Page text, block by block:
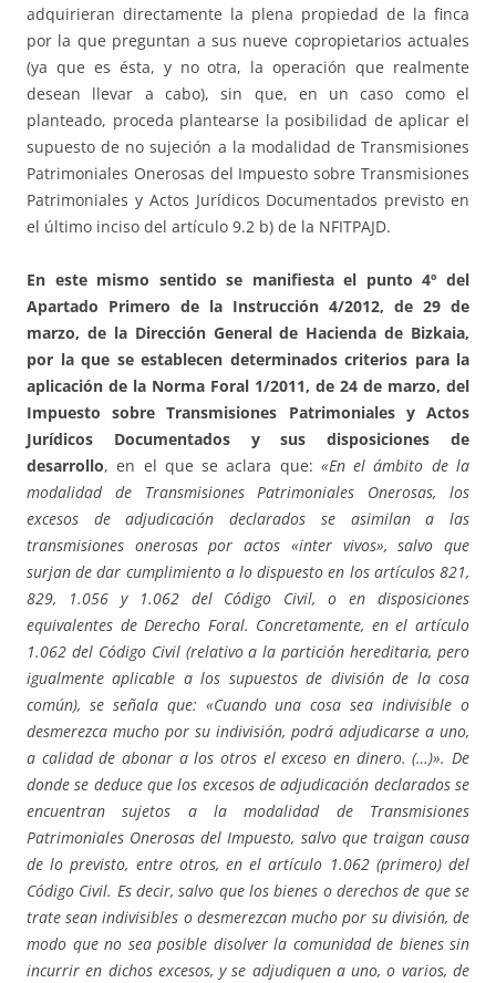
adquirieran directamente la plena propiedad de la finca
por la que preguntan a sus nueve copropietarios actuales
(ya que es ésta, y no otra, la operación que realmente
desean llevar a cabo), sin que, en un caso como el
planteado, proceda plantearse la posibilidad de aplicar el
supuesto de no sujeción a la modalidad de Transmisiones
Patrimoniales Onerosas del Impuesto sobre Transmisiones
Patrimoniales y Actos Jurídicos Documentados previsto en
el último inciso del artículo 9.2 b) de la NFITPAJD.
En este mismo sentido se manifiesta el punto 4º del
Apartado Primero de la Instrucción 4/2012, de 29 de
marzo, de la Dirección General de Hacienda de Bizkaia,
por la que se establecen determinados criterios para la
aplicación de la Norma Foral 1/2011, de 24 de marzo, del
Impuesto sobre Transmisiones Patrimoniales y Actos
Jurídicos Documentados y sus disposiciones de
desarrollo, en el que se aclara que: «En el ámbito de la
modalidad de Transmisiones Patrimoniales Onerosas, los
excesos de adjudicación declarados se asimilan a las
transmisiones onerosas por actos «inter vivos», salvo que
surjan de dar cumplimiento a lo dispuesto en los artículos 821,
829, 1.056 y 1.062 del Código Civil, o en disposiciones
equivalentes de Derecho Foral. Concretamente, en el artículo
1.062 del Código Civil (relativo a la partición hereditaria, pero
igualmente aplicable a los supuestos de división de la cosa
común), se señala que: «Cuando una cosa sea indivisible o
desmerezca mucho por su indivisión, podrá adjudicarse a uno,
a calidad de abonar a los otros el exceso en dinero. (…)». De
donde se deduce que los excesos de adjudicación declarados se
encuentran sujetos a la modalidad de Transmisiones
Patrimoniales Onerosas del Impuesto, salvo que traigan causa
de lo previsto, entre otros, en el artículo 1.062 (primero) del
Código Civil. Es decir, salvo que los bienes o derechos de que se
trate sean indivisibles o desmerezcan mucho por su división, de
modo que no sea posible disolver la comunidad de bienes sin
incurrir en dichos excesos, y se adjudiquen a uno, o varios, de